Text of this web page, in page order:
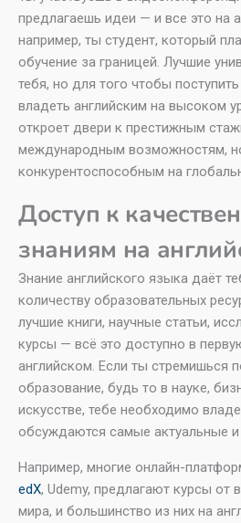
предлагаешь идеи — и все это на
например, ты студент, который
обучение за границей. Лучшие
тебя, но для того чтобы
владеть английским на высоком
откроет двери к престижным
международным возможностям,
конкурентоспособным на
Доступ к
знаниям на
Знание английского языка даёт
количеству образовательных
лучшие книги, научные статьи,
курсы — всё это доступно в
английском. Если ты стремишься
образование, будь то в науке,
искусстве, тебе необходимо
обсуждаются самые актуальные
Например, многие онлайн-
edX, Udemy, предлагают курсы от
мира, и большинство из них на